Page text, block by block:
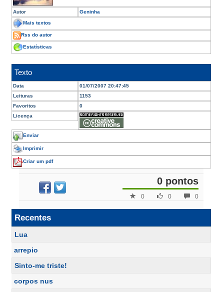
Autor Geninha
Mais textos
Rss do autor
Estatísticas
Texto
Data
01/07/2007 20:47:45
Leituras
1153
Favoritos
0
Licença
Enviar
Imprimir
Criar um pdf
0 pontos
0
0
0
Recentes
Lua
arrepio
Sinto-me triste!
corpos nus